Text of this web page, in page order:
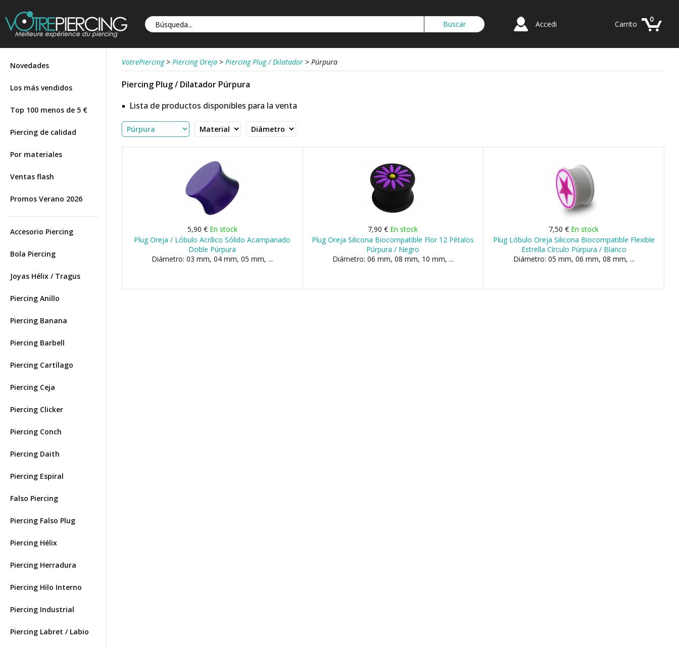
Accedi
0
Carrito
Novedades
Los más vendidos
Top 100 menos de 5 €
Piercing de calidad
Por materiales
Ventas flash
Promos Verano 2026
Accesorio Piercing
Bola Piercing
Joyas Hélix / Tragus
Piercing Anillo
Piercing Banana
Piercing Barbell
Piercing Cartílago
Piercing Ceja
Piercing Clicker
Piercing Conch
Piercing Daith
Piercing Espiral
Falso Piercing
Piercing Falso Plug
Piercing Hélix
Piercing Herradura
Piercing Hilo Interno
Piercing Industrial
Piercing Labret / Labio
VotrePiercing > Piercing Oreja > Piercing Plug / Dilatador > Púrpura
Piercing Plug / Dilatador Púrpura
Lista de productos disponibles para la venta
5,90 € En stock
Plug Oreja / Lóbulo Acrílico Sólido Acampanado
Doble Púrpura
Diámetro: 03 mm, 04 mm, 05 mm, ...
7,90 € En stock
Plug Oreja Silicona Biocompatible Flor 12 Pétalos
Púrpura / Negro
Diámetro: 06 mm, 08 mm, 10 mm, ...
7,50 € En stock
Plug Lóbulo Oreja Silicona Biocompatible Flexible
Estrella Círculo Púrpura / Blanco
Diámetro: 05 mm, 06 mm, 08 mm, ...